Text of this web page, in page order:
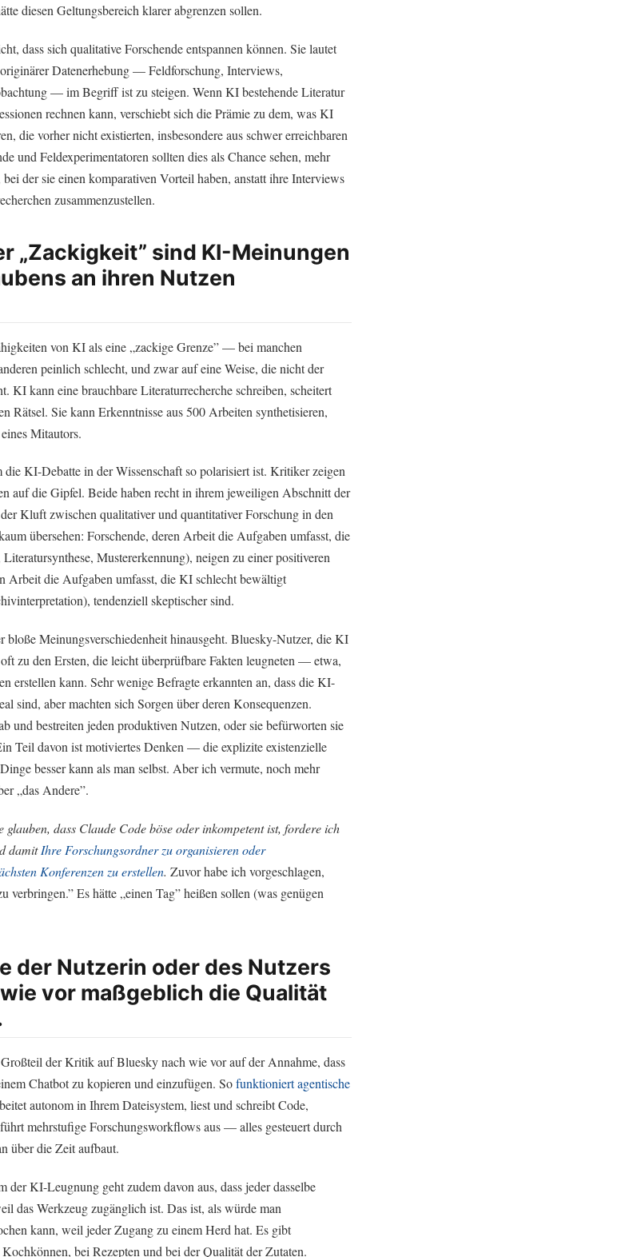
diesen Geltungsbereich klarer abgrenzen sollen.
dass sich qualitative Forschende entspannen können. Sie lautet
Datenerhebung — Feldforschung, Interviews,
— im Begriff ist zu steigen. Wenn KI bestehende Literatur
rechnen kann, verschiebt sich die Prämie zu dem, was KI
die vorher nicht existierten, insbesondere aus schwer erreichbaren
und Feldexperimentatoren sollten dies als Chance sehen, mehr
der sie einen komparativen Vorteil haben, anstatt ihre Interviews
zusammenzustellen.
„Zackigkeit” sind KI-Meinungen
an ihren Nutzen
von KI als eine „zackige Grenze” — bei manchen
peinlich schlecht, und zwar auf eine Weise, die nicht der
KI kann eine brauchbare Literaturrecherche schreiben, scheitert
Rätsel. Sie kann Erkenntnisse aus 500 Arbeiten synthetisieren,
Mitautors.
KI-Debatte in der Wissenschaft so polarisiert ist. Kritiker zeigen
auf die Gipfel. Beide haben recht in ihrem jeweiligen Abschnitt der
Kluft zwischen qualitativer und quantitativer Forschung in den
übersehen: Forschende, deren Arbeit die Aufgaben umfasst, die
Mustererkennung), neigen zu einer positiveren
Arbeit die Aufgaben umfasst, die KI schlecht bewältigt
tendenziell skeptischer sind.
bloße Meinungsverschiedenheit hinausgeht. Bluesky-Nutzer, die KI
zu den Ersten, die leicht überprüfbare Fakten leugneten — etwa,
erstellen kann. Sehr wenige Befragte erkannten an, dass die KI-
sind, aber machten sich Sorgen über deren Konsequenzen.
und bestreiten jeden produktiven Nutzen, oder sie befürworten sie
Teil davon ist motiviertes Denken — die explizite existenzielle
besser kann als man selbst. Aber ich vermute, noch mehr
„das Andere”.
glauben, dass Claude Code böse oder inkompetent ist, fordere ich
damitIhre Forschungsordner zu organisieren oder
Konferenzen zu erstellen. Zuvor habe ich vorgeschlagen,
verbringen.” Es hätte „einen Tag” heißen sollen (was genügen
der Nutzerin oder des Nutzers
vor maßgeblich die Qualität
der Kritik auf Bluesky nach wie vor auf der Annahme, dass
Chatbot zu kopieren und einzufügen. Sofunktioniert agentische
autonom in Ihrem Dateisystem, liest und schreibt Code,
mehrstufige Forschungsworkflows aus — alles gesteuert durch
über die Zeit aufbaut.
der KI-Leugnung geht zudem davon aus, dass jeder dasselbe
das Werkzeug zugänglich ist. Das ist, als würde man
kann, weil jeder Zugang zu einem Herd hat. Es gibt
bei Rezepten und bei der Qualität der Zutaten.